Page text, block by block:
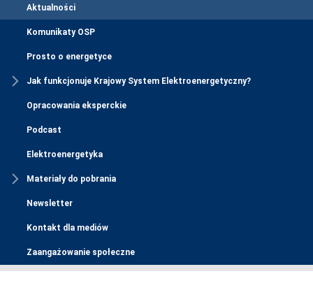
Aktualności
Komunikaty OSP
Prosto o energetyce
Jak funkcjonuje Krajowy System Elektroenergetyczny?
Opracowania eksperckie
Podcast
Elektroenergetyka
Materiały do pobrania
Newsletter
Kontakt dla mediów
Zaangażowanie społeczne